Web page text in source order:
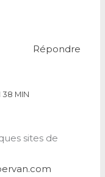
Répondre
38 MIN
sites de